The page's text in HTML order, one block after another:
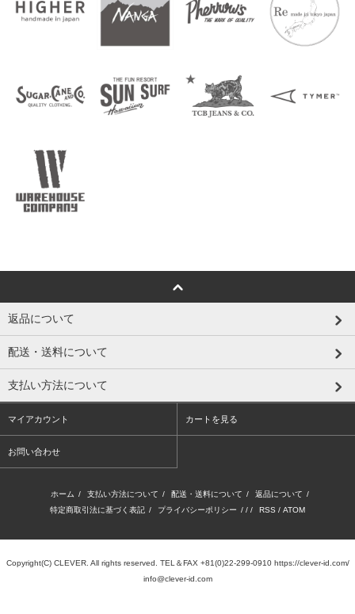
返品について
配送・送料について
支払い方法について
マイアカウント カートを見る
お問い合わせ
ホーム / 支払い方法について / 配送・送料について / 返品について /
特定商取引法に基づく表記 / プライバシーポリシー / / / RSS / ATOM
Copyright(C) CLEVER. All rights reserved. TEL＆FAX +81(0)22-299-0910 https://clever-id.com/
info@clever-id.com